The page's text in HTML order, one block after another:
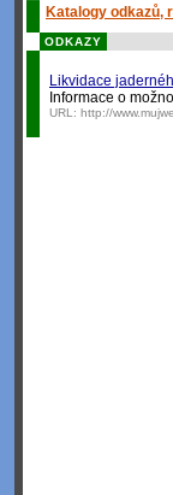
Katalogy odkazů,
ODKAZY
Likvidace
Informace o
URL: http://